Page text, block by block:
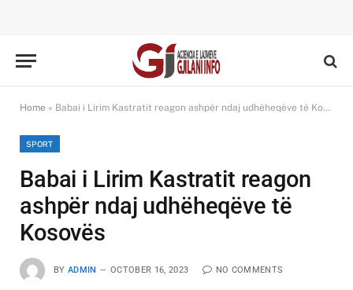
Home » Babai i Lirim Kastratit reagon ashpër ndaj udhëheqëve të Kosovës
SPORT
Babai i Lirim Kastratit reagon
ashpër ndaj udhëheqëve të
Kosovës
BY ADMIN OCTOBER 16, 2023 NO COMMENTS